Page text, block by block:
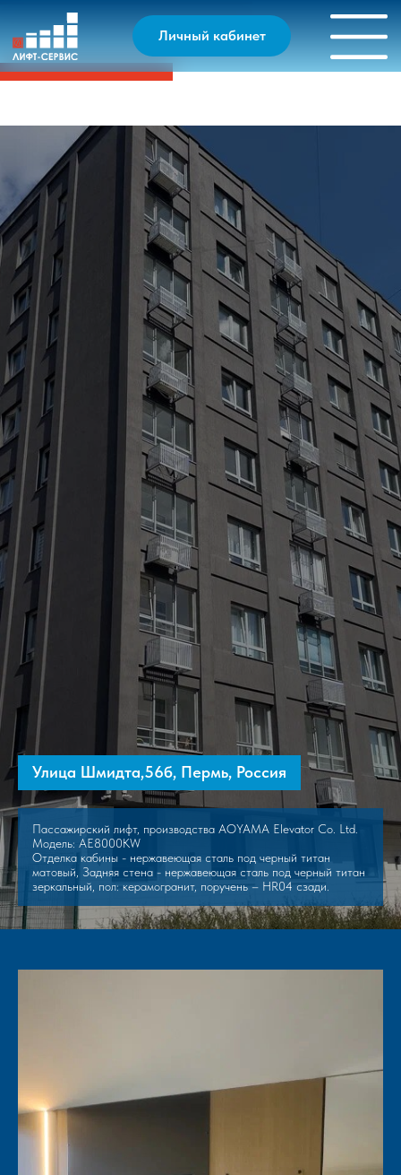
Личный кабинет
Улица Шмидта,56б, Пермь, Россия
Пассажирский лифт, производства AOYAMA Elevator Co. Ltd.
Модель: AE8000KW
Отделка кабины - нержавеющая сталь под черный титан
матовый, Задняя стена - нержавеющая сталь под черный титан
зеркальный, пол: керамогранит, поручень – HR04 сзади.